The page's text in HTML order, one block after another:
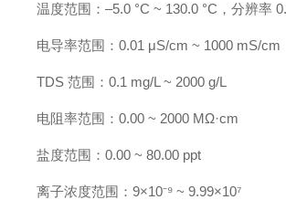
温度范围：–5.0 °C ~ 130.0 °C，分辨率
电导率范围：0.01 μS/cm ~ 1000 mS/cm
TDS 范围：0.1 mg/L ~ 2000 g/L
电阻率范围：0.00 ~ 2000 MΩ·cm
盐度范围：0.00 ~ 80.00 ppt
离子浓度范围：9×10⁻⁹ ~ 9.99×10⁷